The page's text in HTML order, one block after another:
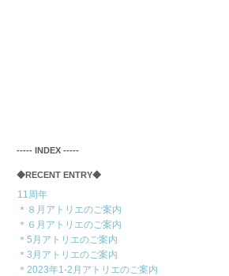
‐‐‐‐‐ INDEX ‐‐‐‐‐
◆RECENT ENTRY◆
11周年
＊８月アトリエのご案内
＊６月アトリエのご案内
＊5月アトリエのご案内
＊3月アトリエのご案内
＊2023年1-2月アトリエのご案内